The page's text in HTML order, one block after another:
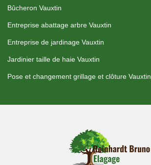
Bûcheron Vauxtin
Entreprise abattage arbre Vauxtin
Entreprise de jardinage Vauxtin
Jardinier taille de haie Vauxtin
Pose et changement grillage et clôture Vauxtin